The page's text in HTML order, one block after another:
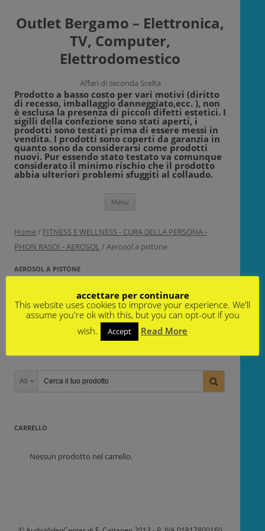
Outlet Bergamo – Elettronica,
TV, Computer,
Elettrodomestico
Affari di seconda Scelta
Prodotto a basso costo per vari motivi (diritto
di recesso, imballaggio danneggiato,ecc. ), non
è esclusa la presenza di piccoli difetti estetici. I
sigilli della confezione sono stati aperti, i
prodotti sono testati prima di essere messi in
vendita. I prodotti sono coperti da garanzia in
quanto sono da considerarsi come prodotti
nuovi. Pur essendo stato testato va comunque
considerato il minimo rischio che il prodotto
abbia ulteriori problemi sfuggiti al collaudo.
Menu
Home/ FITNESS E WELLNESS - CURA DELLA PERSONA -
PHON RASOI - AEROSOL/ Aerosol a pistone
AEROSOL A PISTONE
Non è stato trovato nessun prodotto che
corrisponde alla tua selezione.
All
CARRELLO
Nessun prodotto nel carrello.
accettare per continuare
This website uses cookies to improve your experience. We'll
assume you're ok with this, but you can opt-out if you
wish.
Accept Read More